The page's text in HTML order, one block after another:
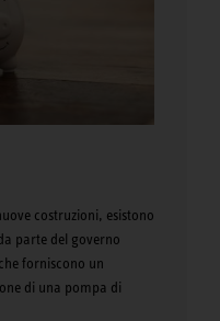
costruzioni, esistono
parte del governo
forniscono un
di una pompa di